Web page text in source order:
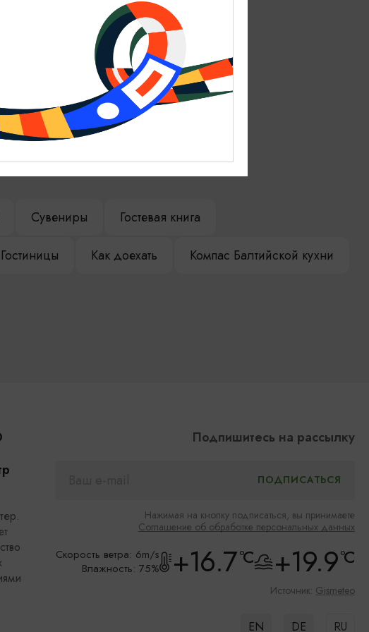
Сувениры Гостевая книга
Гостиницы Как доехать Компас Балтийской кухни
Подпишитесь на рассылку
Нажимая на кнопку подписаться, вы принимаете
Соглашение об обработке персональных данных
Скорость ветра: 6m/s
Влажность: 75%
+16.7°C +19.9°C
Источник: Gismeteo
EN DE RU